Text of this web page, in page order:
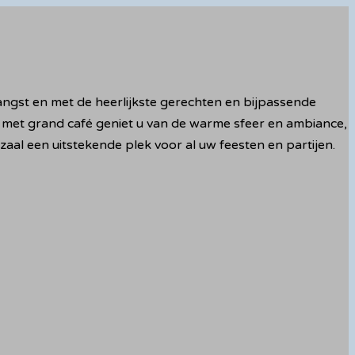
en met de heerlijkste gerechten en bijpassende
grand café geniet u van de warme sfeer en ambiance,
een uitstekende plek voor al uw feesten en partijen.